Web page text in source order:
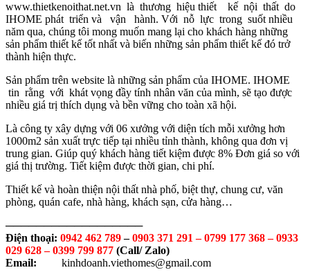
www.thietkenoithat.net.vn là thương hiệu thiết kế nội thất do
IHOME phát triển và vận hành. Với nỗ lực trong suốt nhiều
năm qua, chúng tôi mong muốn mang lại cho khách hàng những
sản phẩm thiết kế tốt nhất và biến những sản phẩm thiết kế đó trở
thành hiện thực.
Sản phẩm trên website là những sản phẩm của IHOME. IHOME
tin rằng với khát vọng đầy tính nhân văn của mình, sẽ tạo được
nhiều giá trị thích dụng và bền vững cho toàn xã hội.
Là công ty xây dựng với 06 xưởng với diện tích mỗi xưởng hơn
1000m2 sản xuất trực tiếp tại nhiều tỉnh thành, không qua đơn vị
trung gian. Giúp quý khách hàng tiết kiệm được 8% Đơn giá so với
giá thị trường. Tiết kiệm được thời gian, chi phí.
Thiết kế và hoàn thiện nội thất nhà phố, biệt thự, chung cư, văn
phòng, quán cafe, nhà hàng, khách sạn, cửa hàng…
──────────────────
Điện thoại: 0942 462 789–0903 371 291 –0799 177 368 – 0933
029 628 – 0399 799 877 (Call/ Zalo)
Email:
kinhdoanh.viethomes@gmail.com